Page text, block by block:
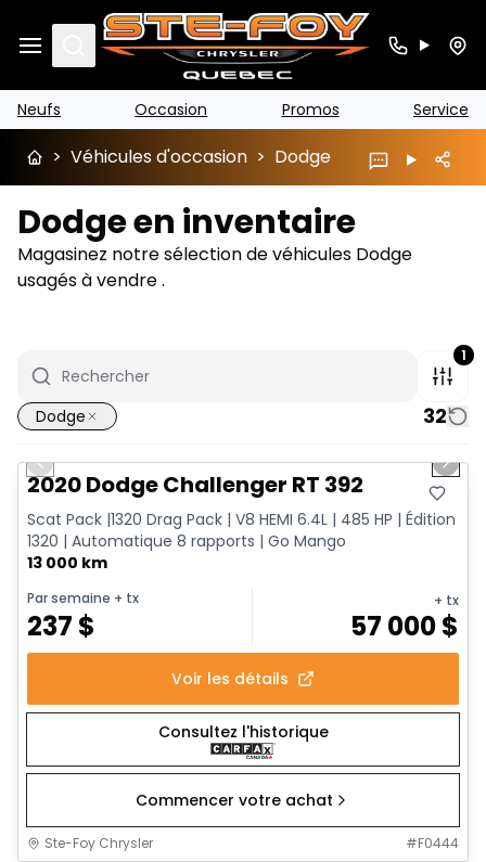
Search
Neufs Occasion Promos Service
> Véhicules d'occasion > Dodge
Dodge en inventaire
Magasinez notre sélection de véhicules Dodge
usagés à vendre .
1
Dodge 32
Très bonne offre
Previous slide Next
2020 Dodge Challenger RT 392
Scat Pack |1320 Drag Pack | V8 HEMI 6.4L | 485 HP | Édition
1320 | Automatique 8 rapports | Go Mango
13 000 km
Par semaine + tx
237 $
+ tx
57 000$
Voir les détails
Consultez l'historique
Commencer votre achat
Ste-Foy Chrysler #F0444